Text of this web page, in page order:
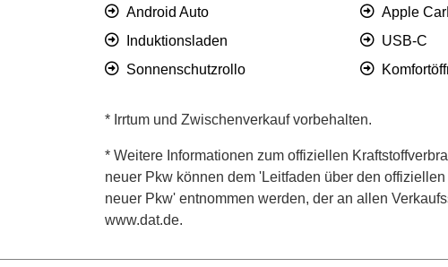
Android Auto
Apple
Induktionsladen
USB-C
Sonnenschutzrollo
* Irrtum und Zwischenverkauf vorbehalten.
* Weitere Informationen zum offiziellen
neuer Pkw können dem 'Leitfaden über den
neuer Pkw' entnommen werden, der an allen
www.dat.de.